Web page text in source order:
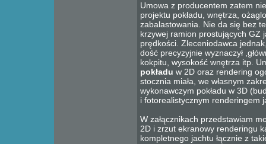
Umowa z producentem zatem
projektu pokładu, wnętrza,
zabalastowania. Nie da się bez
krzywej ramion prostujących GZ
prędkości. Zleceniodawca
dość precyzyjnie wyznaczył
kokpitu, wysokość wnętrza itp.
pokładu w 2D oraz rendering
stocznia miała, we własnym
wykonawczym pokładu w 3D
i fotorealistycznym renderingem
W załącznikach przedstawiam
2D i zrzut ekranowy renderingu
kompletnego jachtu łącznie z